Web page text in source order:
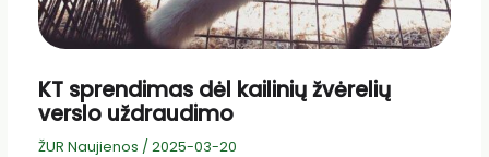
KT sprendimas dėl kailinių žvėrelių
verslo uždraudimo
ŽUR Naujienos / 2025-03-20